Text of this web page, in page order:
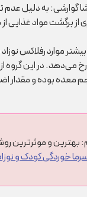
گوارشی: به دلیل عدم
از برگشت مواد غذایی
موارد رفلاکس
می‌دهد. در این گروه
معده بوده و مقدار
بهترین و موثرترین
خوردگی کودک و